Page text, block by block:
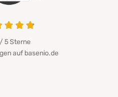
4.8 von 5
5Sterne
auf basenio.de